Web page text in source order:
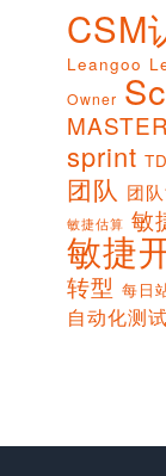
CSM
Leangoo
Owner
MASTER
sprint
团队 团
敏捷估算 敏
敏捷
转型 每日
自动化测试